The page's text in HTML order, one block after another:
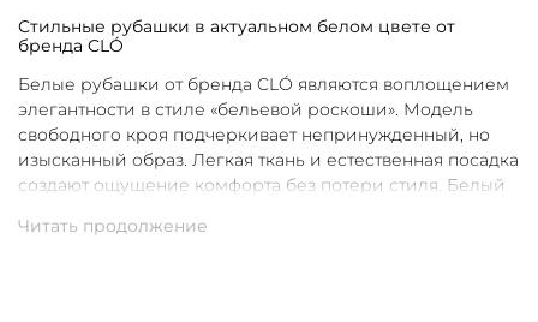
Стильные рубашки в актуальном белом цвете от
бренда CLÓ
Белые рубашки от бренда CLÓ являются воплощением
элегантности в стиле «бельевой роскоши». Модель
свободного кроя подчеркивает непринужденный, но
изысканный образ. Легкая ткань и естественная посадка
создают ощущение комфорта без потери стиля. Белый
чистоты и универсальности. Такая рубашка легко